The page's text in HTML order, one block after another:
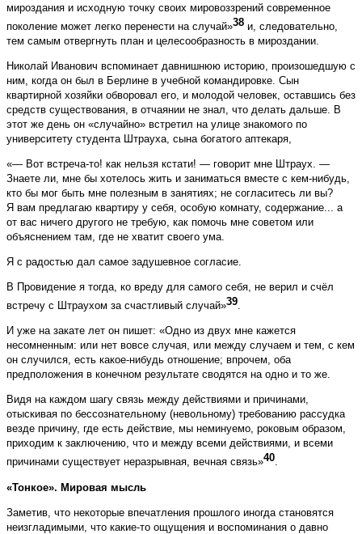
мироздания и исходную точку своих мировоззрений современное
поколение может легко перенести на случай»38 и, следовательно,
тем самым отвергнуть план и целесообразность в мироздании.
Николай Иванович вспоминает давнишнюю историю, произошедшую с
ним, когда он был в Берлине в учебной командировке. Сын
квартирной хозяйки обворовал его, и молодой человек, оставшись без
средств существования, в отчаянии не знал, что делать дальше. В
этот же день он «случайно» встретил на улице знакомого по
университету студента Штрауха, сына богатого аптекаря,
«— Вот встреча-то! как нельзя кстати! — говорит мне Штраух. —
Знаете ли, мне бы хотелось жить и заниматься вместе с кем-нибудь,
кто бы мог быть мне полезным в занятиях; не согласитесь ли вы?
Я вам предлагаю квартиру у себя, особую комнату, содержание... а
от вас ничего другого не требую, как помочь мне советом или
объяснением там, где не хватит своего ума.
Я с радостью дал самое задушевное согласие.
В Провидение я тогда, ко вреду для самого себя, не верил и счёл
встречу с Штраухом за счастливый случай»39.
И уже на закате лет он пишет: «Одно из двух мне кажется
несомненным: или нет вовсе случая, или между случаем и тем, с кем
он случился, есть какое-нибудь отношение; впрочем, оба
предположения в конечном результате сводятся на одно и то же.
Видя на каждом шагу связь между действиями и причинами,
отыскивая по бессознательному (неволь­ному) требованию рассудка
везде причину, где есть действие, мы неминуемо, роковым образом,
приходим к заключению, что и между всеми действиями, и всеми
причинами существует неразрывная, вечная связь»40.
«Тонкое». Мировая мысль
Заметив, что некоторые впечатления прошлого иногда становятся
неизгладимыми, что какие-то ощущения и воспоминания о давно